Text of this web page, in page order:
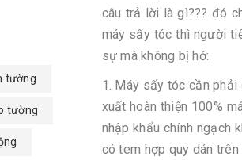
câu trả lời là gì??? đó
máy sấy tóc thì người
sự mà không bị hớ:
1. Máy sấy tóc cần phải
xuất hoàn thiện 100%
nhập khẩu chính ngạch
có tem hợp quy dán
tường
tường